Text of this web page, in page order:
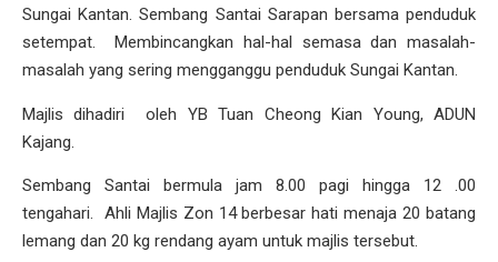
Sungai Kantan. Sembang Santai Sarapan bersama penduduk
setempat. Membincangkan hal-hal semasa dan masalah-
masalah yang sering mengganggu penduduk Sungai Kantan.
Majlis dihadiri oleh YB Tuan Cheong Kian Young, ADUN
Kajang.
Sembang Santai bermula jam 8.00 pagi hingga 12 .00
tengahari. Ahli Majlis Zon 14 berbesar hati menaja 20 batang
lemang dan 20 kg rendang ayam untuk majlis tersebut.